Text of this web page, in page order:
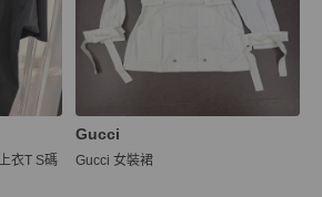
衣T S碼
Gucci
Gucci 女裝裙